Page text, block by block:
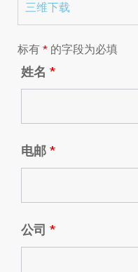
三维下载
标有 * 的字段为必填
姓名 *
电邮 *
公司 *